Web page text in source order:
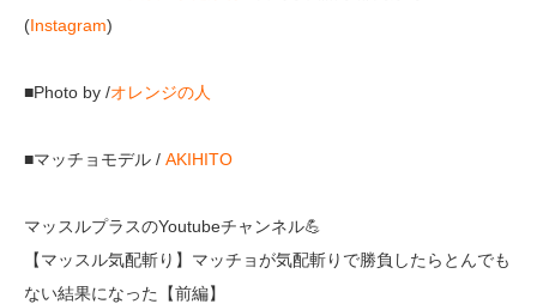
(Instagram)
■Photo by /オレンジの人
■マッチョモデル / AKIHITO
マッスルプラスのYoutubeチャンネル💪
【マッスル気配斬り】マッチョが気配斬りで勝負したらとんでも
ない結果になった【前編】